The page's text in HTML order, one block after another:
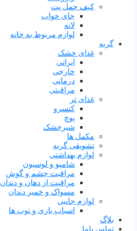
کیف حمل پت
جای خواب
لانه
لوازم مربوط به خانه
گربه
غذای خشک
ایرانی
خارجی
درمانی
مراقبتی
غذای تر
کنسرو
پوچ
شیرخشک
مکمل ها
تشویقی گربه
لوازم بهداشتی
شامپو و لوسیون
مراقبت چشم و گوش
مراقبت از دهان و دندان
مسواک و خمیر دندان
لوازم جانبی
اسباب بازی و توپ ها
بلاگ
تماس باما